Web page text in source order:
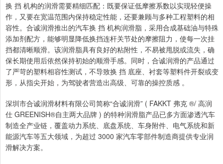
换 挡 机构的润滑需要精细匹配：既要保证低摩擦系数以实现轻便操
作，又要在宽温范围内保持稳定性能，还要兼顾与多种工程塑料的相
容性。合诚润滑推出的汽车换 挡 机构润滑脂，采用合成基础油与特殊
添加剂配方，能够明显降低换挡连杆关节处的摩擦阻力，使每一次挂
挡都清晰顺滑。该润滑脂具有良好的粘附性，不易被甩脱或流失，确
保长期使用后依然保持初始的顺滑手感。同时，合诚润滑的产品通过
了严苛的塑料相容性测试，不导致换 挡 底座、衬套等塑料件开裂或变
形，从指尖开始，为驾驶者营造出高级、可靠的操控质感 。
深圳市合诚润滑材料有限公司简称“合诚润滑” ( FAKKT 弗克 ®/ 高润
仕 GREENISH®自主两大品牌 ) 的特种润滑脂产品已多方面渗透汽车
制造全产业链，覆盖动力系统、底盘系统、车身附件、电气系统和新
能源汽车等五大领域，为超过 3000 家汽车零部件制造商提供专业润
滑解决方案。